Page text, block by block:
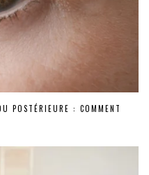
POSTÉRIEURE : COMMENT